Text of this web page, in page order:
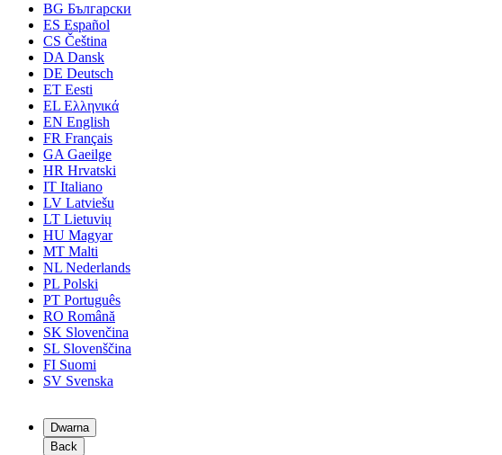
BG Български
ES Español
CS Čeština
DADansk
DE Deutsch
ET Eesti
EL Ελληνικά
EN English
FR Français
GAGaeilge
HR Hrvatski
IT Italiano
LV Latviešu
LT Lietuvių
HU Magyar
MT Malti
NL Nederlands
PL Polski
PT Português
RO Română
SK Slovenčina
SL Slovenščina
FI Suomi
SV Svenska
Dwarna
Back